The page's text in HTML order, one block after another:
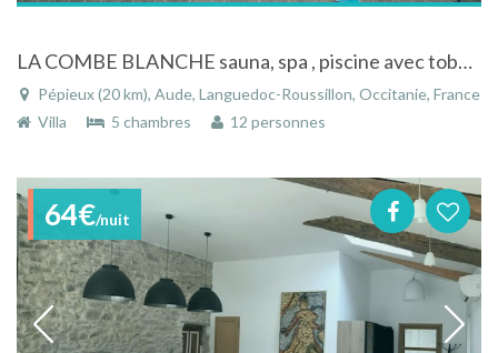
LA COMBE BLANCHE sauna, spa , piscine avec toboggan aquatique 18 ml
Pépieux (20 km), Aude, Languedoc-Roussillon, Occitanie, France
Villa
5 chambres 12 personnes
64€/nuit